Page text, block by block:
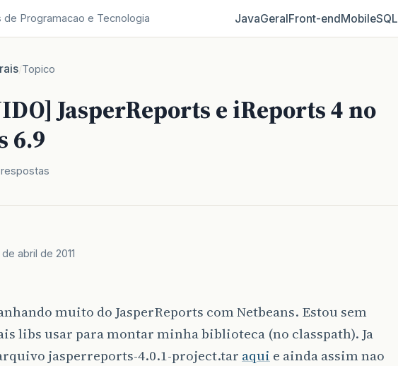
de Programacao e Tecnologia JavaGeralFront‑endMobileSQL
/Topico
JasperReports e iReports 4 no
6.9
abril de 2011
muito do JasperReports com Netbeans. Estou sem
libs usar para montar minha biblioteca (no classpath). Ja
jasperreports-4.0.1-project.tar aqui e ainda assim nao